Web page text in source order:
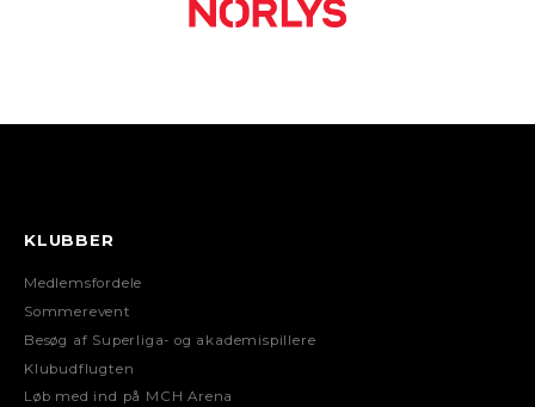
KLUBBER
Medlemsfordele
Sommerevent
Besøg af Superliga- og akademispillere
Klubudflugten
Løb med ind på MCH Arena